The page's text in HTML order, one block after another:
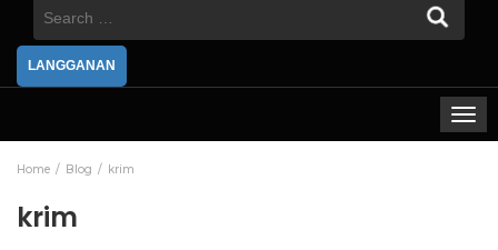
Search
LANGGANAN
Home Blog krim
krim